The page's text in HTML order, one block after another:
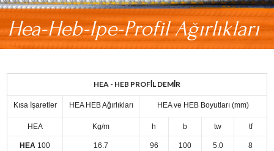
Hea-Heb-Ipe-Profil Ağırlıkları
HEA - HEB PROFİL DEMİR
Kısa İşaretler HEA HEB Ağırlıkları HEA ve HEB Boyutları (mm)
HEA Kg/m h b tw tf
HEA 100 16.7 96 100 5.0 8